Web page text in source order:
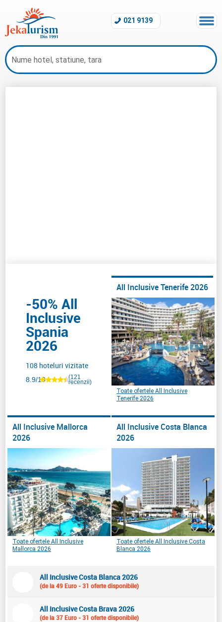
021 9139
-50% All
Inclusive
Spania
2026
108 hoteluri vizitate
8.9/10 (121
recenzii)
All Inclusive Tenerife 2026
Toate ofertele All Inclusive
Tenerife 2026
All Inclusive Mallorca
2026
Toate ofertele All Inclusive
Mallorca 2026
All Inclusive Costa Blanca
2026
Toate ofertele All Inclusive Costa
Blanca 2026
All Inclusive Costa Blanca 2026
(de la 49 Euro - 31 oferte disponibile)
All Inclusive Costa Brava 2026
(de la 37 Euro - 31 oferte disponibile)